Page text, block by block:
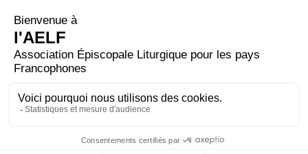
HYMNE : HEUREUSE ES-TU, VIERGE MARIE !
Heureuse es-tu, Vierge Marie !
Par toi, le salut est entré dans le monde.
Comblée de gloire, tu te réjouis devant le Seigneur,
Sainte Mère de Dieu,